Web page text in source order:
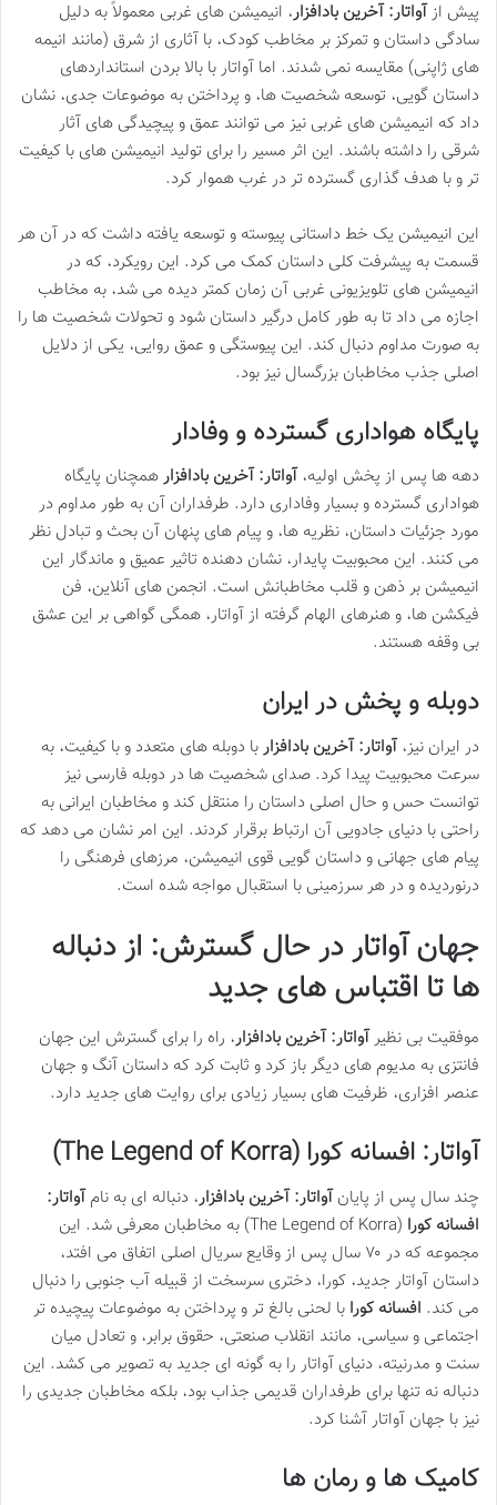
پیش ازآواتار: آخرین بادافزار، انیمیشن های غربی معمولاً به دلیل
سادگی داستان و تمرکز بر مخاطب کودک، با آثاری از شرق (مانند انیمه
های ژاپنی) مقایسه نمی شدند. اما آواتار با بالا بردن استانداردهای
داستان گویی، توسعه شخصیت ها، و پرداختن به موضوعات جدی، نشان
داد که انیمیشن های غربی نیز می توانند عمق و پیچیدگی های آثار
شرقی را داشته باشند. این اثر مسیر را برای تولید انیمیشن های با کیفیت
تر و با هدف گذاری گسترده تر در غرب هموار کرد.
این انیمیشن یک خط داستانی پیوسته و توسعه یافته داشت که در آن هر
قسمت به پیشرفت کلی داستان کمک می کرد. این رویکرد، که در
انیمیشن های تلویزیونی غربی آن زمان کمتر دیده می شد، به مخاطب
اجازه می داد تا به طور کامل درگیر داستان شود و تحولات شخصیت ها را
به صورت مداوم دنبال کند. این پیوستگی و عمق روایی، یکی از دلایل
اصلی جذب مخاطبان بزرگسال نیز بود.
پایگاه هواداری گسترده و وفادار
دهه ها پس از پخش اولیه،آواتار: آخرین بادافزارهمچنان پایگاه
هواداری گسترده و بسیار وفاداری دارد. طرفداران آن به طور مداوم در
مورد جزئیات داستان، نظریه ها، و پیام های پنهان آن بحث و تبادل نظر
می کنند. این محبوبیت پایدار، نشان دهنده تاثیر عمیق و ماندگار این
انیمیشن بر ذهن و قلب مخاطبانش است. انجمن های آنلاین، فن
فیکشن ها، و هنرهای الهام گرفته از آواتار، همگی گواهی بر این عشق
بی وقفه هستند.
دوبله و پخش در ایران
در ایران نیز،آواتار: آخرین بادافزاربا دوبله های متعدد و با کیفیت، به
سرعت محبوبیت پیدا کرد. صدای شخصیت ها در دوبله فارسی نیز
توانست حس و حال اصلی داستان را منتقل کند و مخاطبان ایرانی به
راحتی با دنیای جادویی آن ارتباط برقرار کردند. این امر نشان می دهد که
پیام های جهانی و داستان گویی قوی انیمیشن، مرزهای فرهنگی را
درنوردیده و در هر سرزمینی با استقبال مواجه شده است.
جهان آواتار در حال گسترش: از دنباله
ها تا اقتباس های جدید
موفقیت بی نظیرآواتار: آخرین بادافزار، راه را برای گسترش این جهان
فانتزی به مدیوم های دیگر باز کرد و ثابت کرد که داستان آنگ و جهان
عنصر افزاری، ظرفیت های بسیار زیادی برای روایت های جدید دارد.
آواتار: افسانه کورا (The Legend of Korra)
چند سال پس از پایانآواتار: آخرین بادافزار، دنباله ای به نامآواتار:
افسانه کورا
(The Legend of Korra) به مخاطبان معرفی شد. این
مجموعه که در ۷۰ سال پس از وقایع سریال اصلی اتفاق می افتد،
داستان آواتار جدید، کورا، دختری سرسخت از قبیله آب جنوبی را دنبال
می کند. افسانه کورا با لحنی بالغ تر و پرداختن به موضوعات پیچیده تر
اجتماعی و سیاسی، مانند انقلاب صنعتی، حقوق برابر، و تعادل میان
سنت و مدرنیته، دنیای آواتار را به گونه ای جدید به تصویر می کشد. این
دنباله نه تنها برای طرفداران قدیمی جذاب بود، بلکه مخاطبان جدیدی را
نیز با جهان آواتار آشنا کرد.
کامیک ها و رمان ها